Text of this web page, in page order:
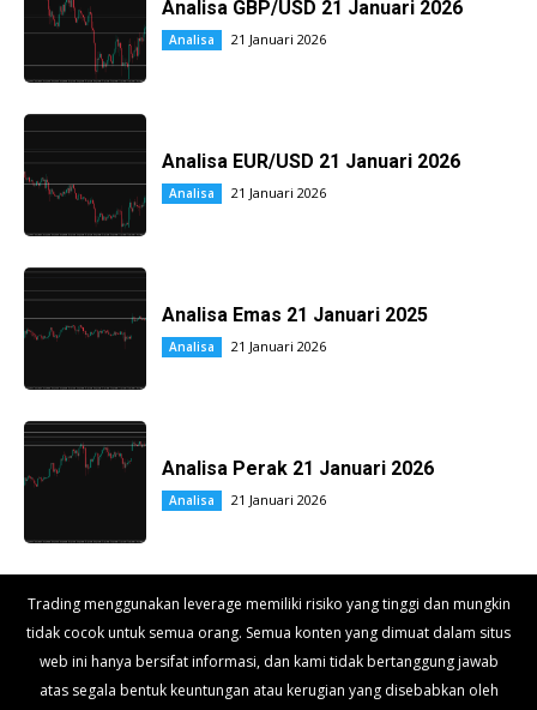
Analisa GBP/USD 21 Januari 2026
Analisa 21 Januari 2026
Analisa EUR/USD 21 Januari 2026
Analisa 21 Januari 2026
Analisa Emas 21 Januari 2025
Analisa 21 Januari 2026
Analisa Perak 21 Januari 2026
Analisa 21 Januari 2026
Trading menggunakan leverage memiliki risiko yang tinggi dan mungkin
tidak cocok untuk semua orang. Semua konten yang dimuat dalam situs
web ini hanya bersifat informasi, dan kami tidak bertanggung jawab
atas segala bentuk keuntungan atau kerugian yang disebabkan oleh